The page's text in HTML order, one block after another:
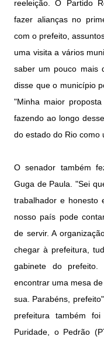
reeleição. O Partido
fazer alianças no
com o prefeito,
uma visita a vários
saber um pouco mais
disse que o município
"Minha maior
fazendo ao longo
do estado do Rio como
O senador também
Guga de Paula. "Sei
trabalhador e honesto
nosso país pode
de servir. A
chegar à prefeitura,
gabinete do
encontrar uma mesa
sua. Parabéns,
prefeitura também
Puridade, o Pedrão